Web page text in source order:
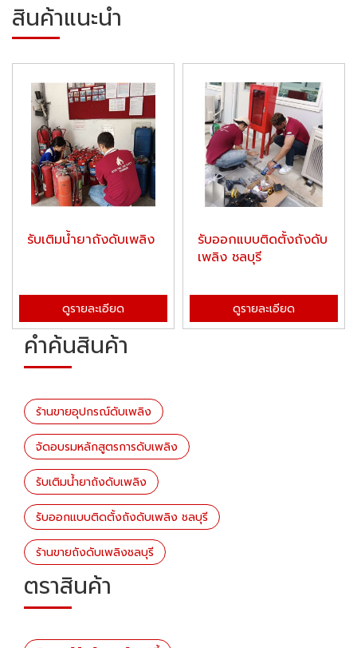
สินค้าแนะนำ
รับเติมน้ำยาถังดับเพลิง
ดูรายละเอียด
รับออกแบบติดตั้งถังดับ
เพลิง ชลบุรี
ดูรายละเอียด
คำค้นสินค้า
ร้านขายอุปกรณ์ดับเพลิง
จัดอบรมหลักสูตรการดับเพลิง
รับเติมน้ำยาถังดับเพลิง
รับออกแบบติดตั้งถังดับเพลิง ชลบุรี
ร้านขายถังดับเพลิงชลบุรี
ตราสินค้า